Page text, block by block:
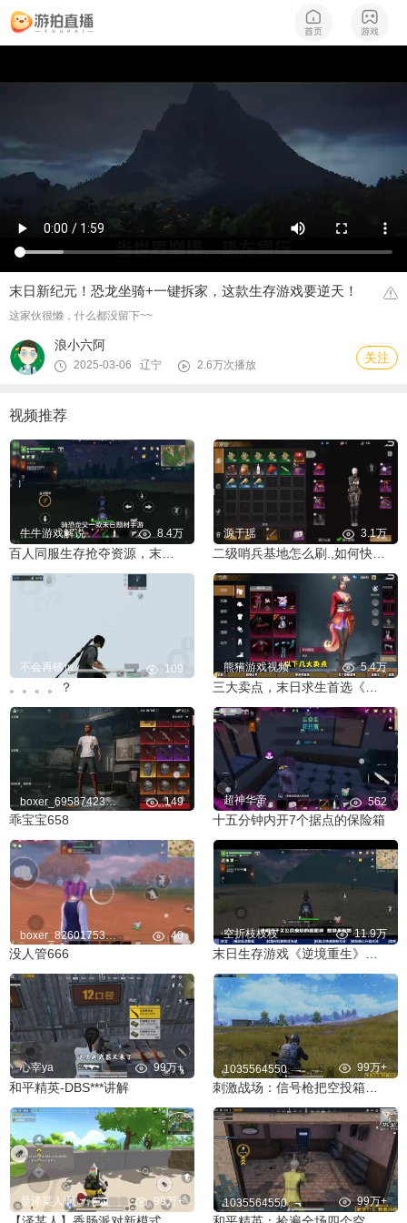
末日新纪元！恐龙坐骑+一键拆家，这款生存游戏要逆天！
这家伙很懒，什么都没留下~~
浪小六阿
2025-03-06 辽宁 2.6万次播放 关注
视频推荐
牛牛游戏解说 8.4万 源于瑶 3.1万
不会再错℡ 109
。。。。？
熊猫游戏视频 5.4万
boxer_695874231pd 149
乖宝宝658
超神华帝 562
十五分钟内开7个据点的保险箱
boxer_826017534ka 40
没人管666
空折枝枝枝 11.9万
心宰ya 99万+
和平精英-DBS***讲解
1035564550 99万+
是泽某人啊 99万+ 1035564550 99万+